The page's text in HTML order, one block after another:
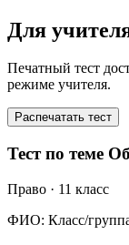
Для
Печатный тест
режиме учителя.
Распечатать тест
Тест по теме
Право · 11 класс
ФИО: Класс/